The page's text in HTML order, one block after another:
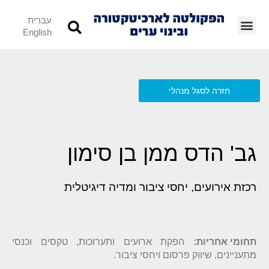
עברית
English
חזרה לסגל מנהלי
גב' הדס ממן בן סימון
רכזת אירועים, יחסי ציבור ומדיה דיגיטלית
תחומי אחריות:הפקת ארועים ותערוכות, טקסים וכנסי
מתעניינים, שיווק פרסום ויחסי ציבור.